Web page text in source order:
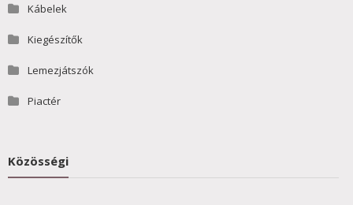
Kábelek
Kiegészítők
Lemezjátszók
Piactér
Közösségi